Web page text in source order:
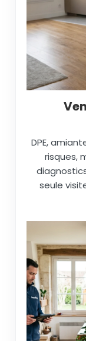
DPE,
risques,
seule